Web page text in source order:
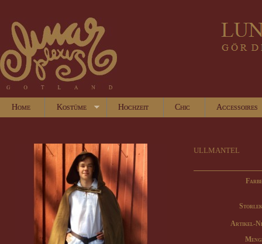
Home Kostüme Hochzeit Chic Accessoires
ullmantel
Artikel-